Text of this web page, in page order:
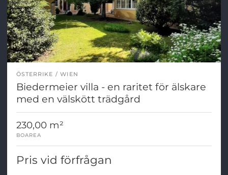
ÖSTERRIKE WIEN
Biedermeier villa - en raritet för älskare
med en välskött trädgård
230,00 m²
BOAREA
Pris vid förfrågan